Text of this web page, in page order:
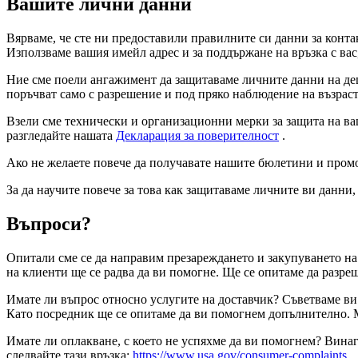
Вярваме, че сте ни предоставили правилните си данни за
Използваме вашия имейл адрес и за поддържане на връзка с
Ние сме поели ангажимент да защитаваме личните данни на
поръчват само с разрешение и под пряко наблюдение на
Взели сме технически и организационни мерки за защита на
разгледайте нашата Декларация за поверителност .
Ако не желаете повече да получавате нашите бюлетини и
За да научите повече за това как защитаваме личните ви
Въпроси?
Опитали сме се да направим презареждането и закупуването
на клиенти ще се радва да ви помогне. Ще се опитаме да
Имате ли въпрос относно услугите на доставчик? Съветваме
Като посредник ще се опитаме да ви помогнем допълнително.
Имате ли оплакване, с което не успяхме да ви помогнем?
следвайте тази връзка: https://www.usa.gov/consumer-complaints